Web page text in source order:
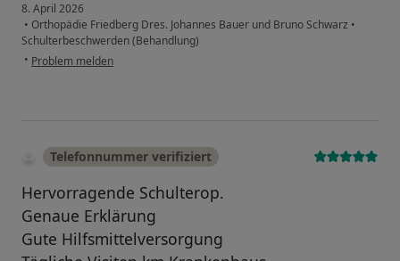
8. April 2026
• Orthopädie Friedberg Dres. Johannes Bauer und Bruno Schwarz •
Schulterbeschwerden (Behandlung)
• Problem melden
Telefonnummer verifiziert
Hervorragende Schulterop.
Genaue Erklärung
Gute Hilfsmittelversorgung